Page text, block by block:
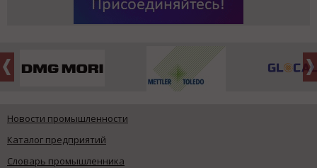
Новости промышленности
Каталог предприятий
Словарь промышленника